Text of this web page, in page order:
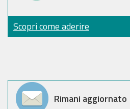
Scopri come aderire
Rimani aggiornato